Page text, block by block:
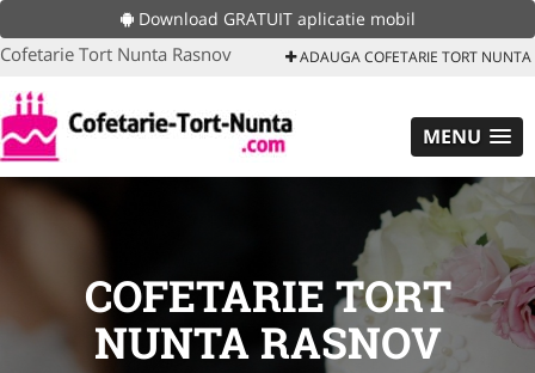
Download GRATUIT aplicatie mobil
Cofetarie Tort Nunta Rasnov ADAUGA COFETARIE TORT NUNTA
MENU
COFETARIE TORT
NUNTA RASNOV